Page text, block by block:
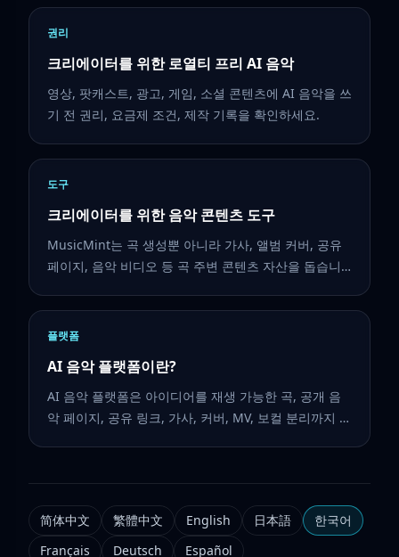
권리
크리에이터를 위한 로열티 프리 AI 음악
영상, 팟캐스트, 광고, 게임, 소셜 콘텐츠에 AI 음악을 쓰
기 전 권리, 요금제 조건, 제작 기록을 확인하세요.
도구
크리에이터를 위한 음악 콘텐츠 도구
MusicMint는 곡 생성뿐 아니라 가사, 앨범 커버, 공유
페이지, 음악 비디오 등 곡 주변 콘텐츠 자산을 돕습니
플랫폼
AI 음악 플랫폼이란?
AI 음악 플랫폼은 아이디어를 재생 가능한 곡, 공개 음
악 페이지, 공유 링크, 가사, 커버, MV, 보컬 분리까지 이
简体中文 繁體中文 English 日本語
한국어
Français
Deutsch Español